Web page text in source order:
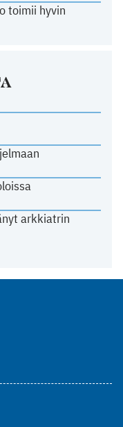
toimii hyvin
arkkiatrin